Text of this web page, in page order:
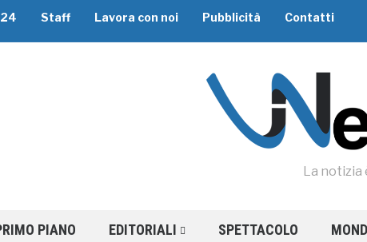
Staff Lavora con noi Pubblicità Contatti
La notizia
PIANO EDITORIALI SPETTACOLO